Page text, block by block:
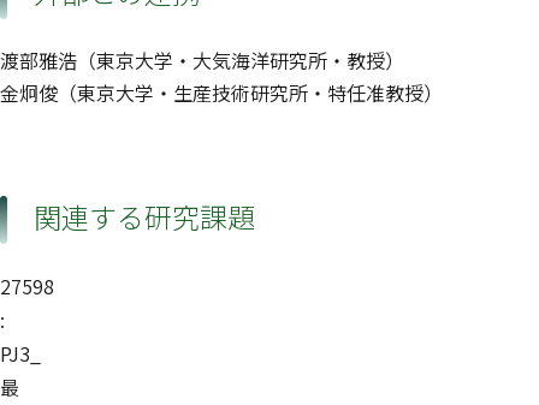
渡部雅浩（東京大学・大気海洋研究所・教授）
金炯俊（東京大学・生産技術研究所・特任准教授）
関連する研究課題
27598
:
PJ3_
最